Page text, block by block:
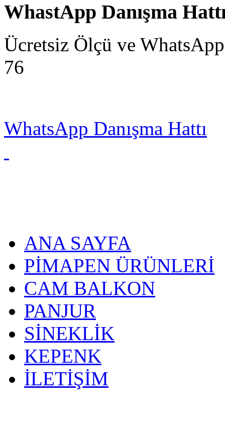
WhastApp Danışma
Ücretsiz Ölçü ve
76
WhatsApp Danışma Hattı
ANA SAYFA
PİMAPEN ÜRÜNLERİ
CAM BALKON
PANJUR
SİNEKLİK
KEPENK
İLETİŞİM